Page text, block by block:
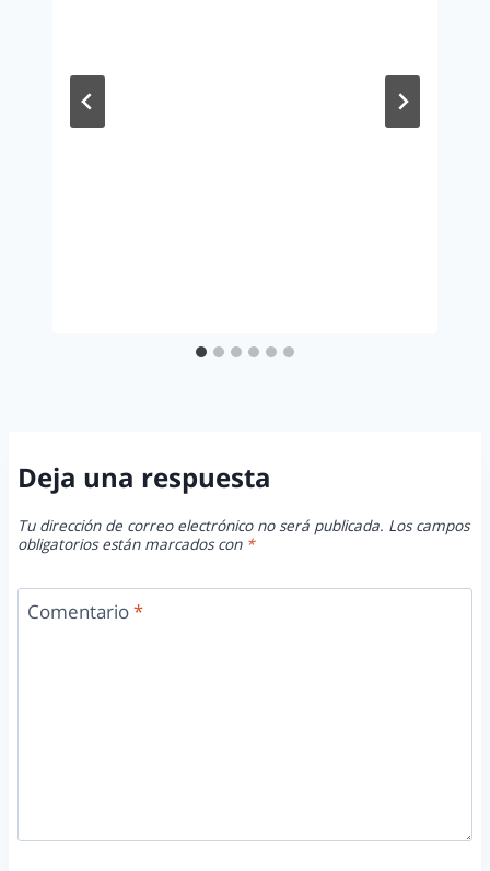
Deja una respuesta
Tu dirección de correo electrónico no será publicada. Los campos
obligatorios están marcados con *
Comentario*